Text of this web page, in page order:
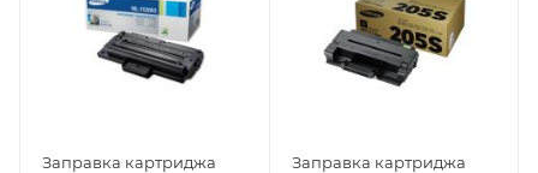
Заправка картриджа
Заправка картриджа